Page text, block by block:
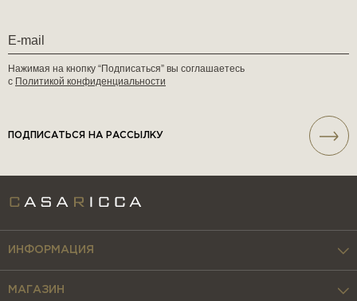
Нажимая на кнопку “Подписаться” вы соглашаетесь
с Политикой конфиденциальности
ПОДПИСАТЬСЯ НА РАССЫЛКУ
ИНФОРМАЦИЯ
МАГАЗИН